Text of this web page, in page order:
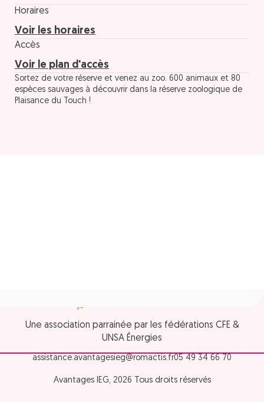
Horaires
Voir les horaires
Accès
Voir le plan d'accès
Sortez de votre réserve et venez au zoo. 600 animaux et 80
espèces sauvages à découvrir dans la réserve zoologique de
Plaisance du Touch !
Une association parrainée par les fédérations CFE &
UNSA Énergies
assistance.avantagesieg@romactis.fr05 49 34 66 70
Avantages IEG, 2026 Tous droits réservés